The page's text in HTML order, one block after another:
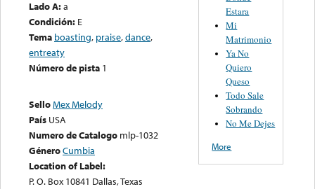
Lado A:a
Condición: E
Tema boasting, praise,dance,
entreaty
Número de pista 1
SelloMex Melody
País USA
Numero de Catalogo mlp-1032
GéneroCumbia
Location of Label:
P. O. Box 10841 Dallas, Texas
Estara
Mi
Matrimonio
Ya No
Quiero
Queso
Todo Sale
Sobrando
No Me Dejes
More